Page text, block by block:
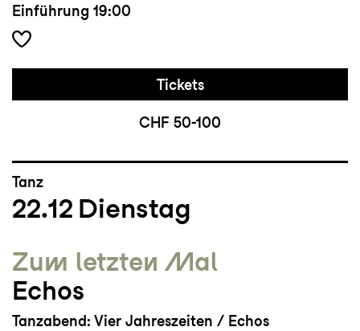
Einführung 19:00
Tickets
CHF 50-100
Tanz
22.12 Dienstag
Zum letzten Mal
Echos
Tanzabend: Vier Jahreszeiten / Echos